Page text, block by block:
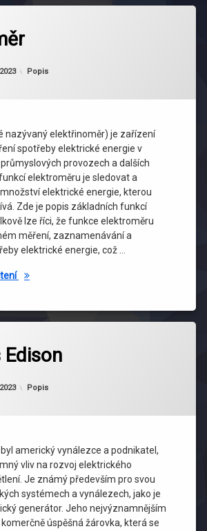
Aktualizováno
Od adminweb
Kategorie:
Popis
nazývaný elektřinoměr) je zařízení
spotřeby elektrické energie v
provozech a dalších
elektroměru je sledovat a
elektrické energie, kterou
Zde je popis základních funkcí
lze říci, že funkce elektroměru
měření, zaznamenávání a
elektrické energie, což …
Elektroměr
Aktualizováno
Od adminweb
Kategorie:
Popis
americký vynálezce a podnikatel,
vliv na rozvoj elektrického
Je známý především pro svou
systémech a vynálezech, jako je
generátor. Jeho nejvýznamnějším
úspěšná žárovka, která se